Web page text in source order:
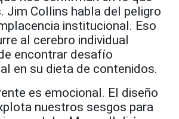
Jim Collins habla del peligro
institucional. Eso
al cerebro individual
encontrar desafío
en su dieta de contenidos.
es emocional. El diseño
nuestros sesgos para